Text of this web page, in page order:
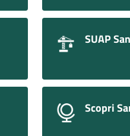
SUAP
Scopri